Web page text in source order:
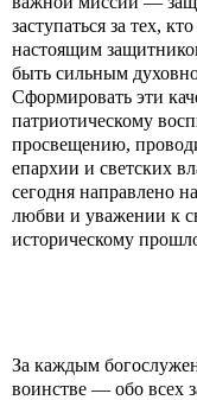
заступаться за тех,
настоящим
быть сильным
Сформировать эти
патриотическому
просвещению,
епархии и светских
сегодня направлено
любви и уважении к
историческому
За каждым
воинстве — обо всех